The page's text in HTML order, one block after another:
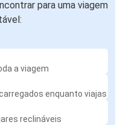
para uma viagem
a viagem
enquanto viajas
reclináveis